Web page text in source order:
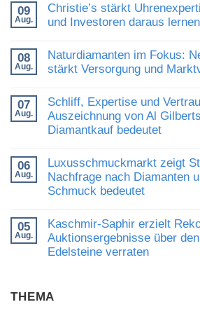
09
Aug.
Christie’s stärkt
und Investoren daraus
zu
Christie’s
stärkt
Was
Sammler
und
Investoren
daraus
08
Aug.
Naturdiamanten im Fokus:
stärkt Versorgung und
zu
Naturdiamanten
im
Fokus:
stärkt
Versorgung
und
Marktvertrauen
07
Aug.
Schliff, Expertise und
Auszeichnung von Al
Diamantkauf bedeutet
zu
Schliff,
Expertise
und
die
Auszeichnung
von
Al
Diamantkauf
bedeutet
06
Aug.
Luxusschmuckmarkt zeigt
Nachfrage nach Diamanten
Schmuck bedeutet
zu
Luxusschmuckmarkt
zeigt
Stärke:
nach
Diamanten
05
Aug.
Kaschmir-Saphir erzielt
Auktionsergebnisse über
Edelsteine verraten
Kaschmir-
THEMA